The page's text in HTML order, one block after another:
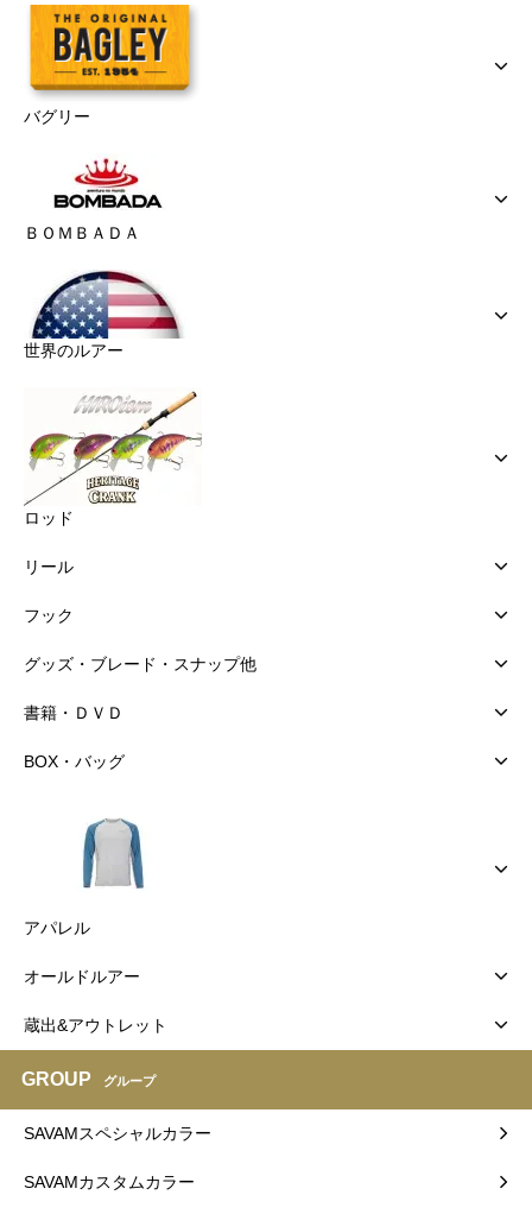
バグリー
ＢＯＭＢＡＤＡ
世界のルアー
ロッド
リール
フック
グッズ・ブレード・スナップ他
書籍・ＤＶＤ
BOX・バッグ
アパレル
オールドルアー
蔵出&アウトレット
GROUP グループ
SAVAMスペシャルカラー
SAVAMカスタムカラー